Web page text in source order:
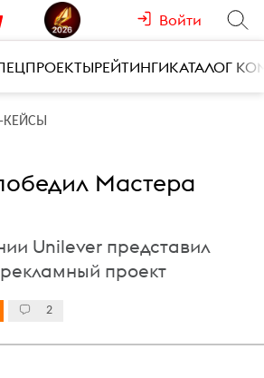
Войти
РЕЙТИНГИКАТАЛОГ
КЕЙСЫ
Мастера
Unilever представил
проект
2